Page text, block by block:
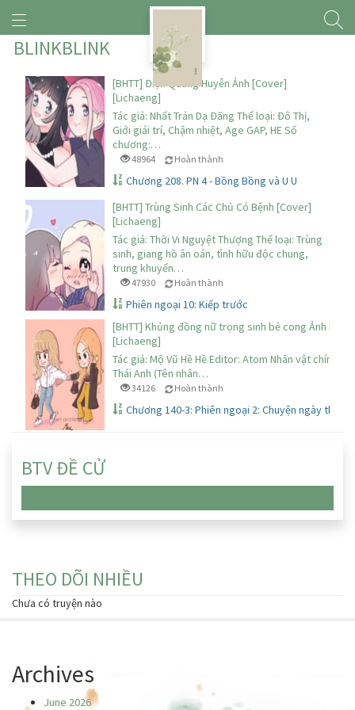
BLINKBLINK
[BHTT] Điện Quang Huyễn Ảnh [Cover]
[Lichaeng]
Tác giả: Nhất Trản Dạ Đăng Thể loại: Đô Thị,
Giới giải trí, Chậm nhiệt, Age GAP, HE Số
chương:…
48964 Hoàn thành
Chương 208. PN 4 - Bồng Bồng và U U
[BHTT] Trùng Sinh Các Chủ Có Bệnh [Cover]
[Lichaeng]
Tác giả: Thời Vi Nguyệt Thượng Thể loại: Trùng
sinh, giang hồ ân oán, tình hữu độc chung,
trung khuyển…
47930 Hoàn thành
Phiên ngoại 10: Kiếp trước
[BHTT] Khủng đồng nữ trọng sinh bẻ cong Ảnh hậu
[Lichaeng]
Tác giả: Mộ Vũ Hề Hề Editor: Atom Nhân vật chính:
Thái Anh (Tên nhân…
34126 Hoàn thành
Chương 140-3: Phiên ngoại 2: Chuyện ngày
BTV ĐỀ CỬ
THEO DÕI NHIỀU
Chưa có truyện nào
Archives
June 2026